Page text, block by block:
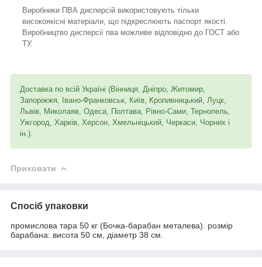
Виробники ПВА дисперсій використовують тільки
високоякісні матеріали, що підкреслюють паспорт якості.
Виробництво дисперсії пва можливе відповідно до ГОСТ або
ТУ.
Доставка по всій Україні (Вінниця, Дніпро, Житомир,
Запоріжжя, Івано-Франковськ, Київ, Кропивницький, Луцк,
Львів, Миколаяв, Одеса, Полтава, Рівно-Сами, Тернопель,
Ужгород, Харків, Херсон, Хмельніцький, Черкаси, Чорних і
ін.).
Приховати
Спосіб упаковки
промислова тара 50 кг (Бочка-барабан металева). розмір
барабана: висота 50 см, діаметр 38 см.